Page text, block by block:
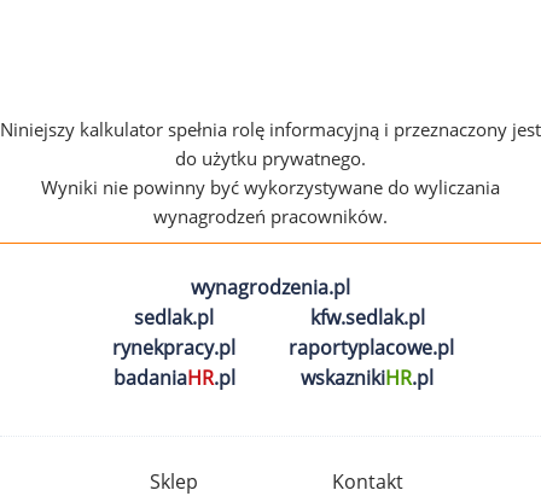
Niniejszy kalkulator spełnia rolę informacyjną i przeznaczony jest
do użytku prywatnego.
Wyniki nie powinny być wykorzystywane do wyliczania
wynagrodzeń pracowników.
wynagrodzenia.pl
sedlak.pl
kfw.sedlak.pl
rynekpracy.pl
raportyplacowe.pl
badaniaHR.pl wskaznikiHR.pl
Sklep
Kontakt